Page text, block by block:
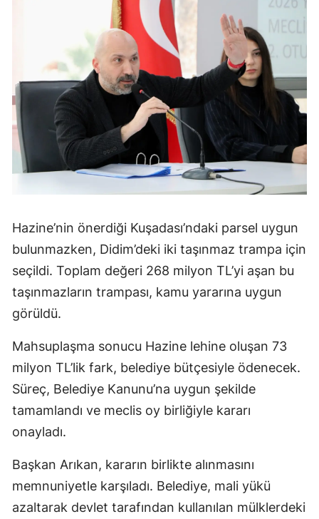
Hazine’nin önerdiği Kuşadası’ndaki parsel uygun
bulunmazken, Didim’deki iki taşınmaz trampa için
seçildi. Toplam değeri 268 milyon TL’yi aşan bu
taşınmazların trampası, kamu yararına uygun
görüldü.
Mahsuplaşma sonucu Hazine lehine oluşan 73
milyon TL’lik fark, belediye bütçesiyle ödenecek.
Süreç, Belediye Kanunu’na uygun şekilde
tamamlandı ve meclis oy birliğiyle kararı
onayladı.
Başkan Arıkan, kararın birlikte alınmasını
memnuniyetle karşıladı. Belediye, mali yükü
azaltarak devlet tarafından kullanılan mülklerdeki